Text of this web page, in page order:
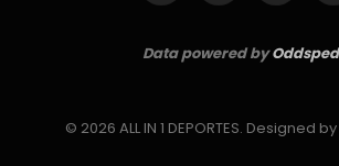
(Twitter)
Data powered by
© 2026 ALL IN 1 DEPORTES. Designed by